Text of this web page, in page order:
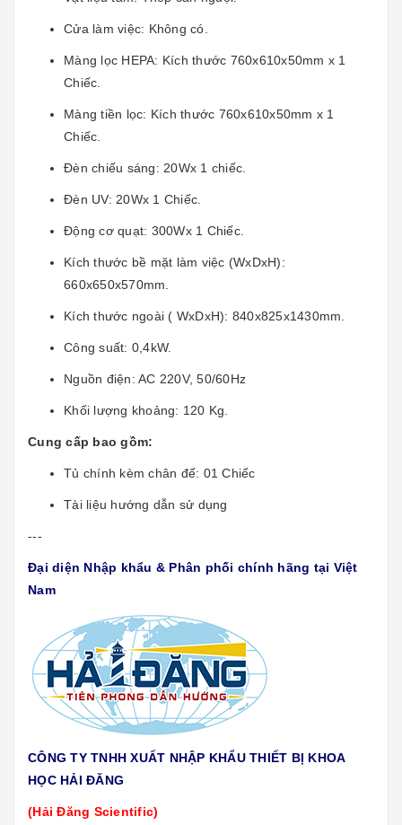
Cửa làm việc: Không có.
Màng lọc HEPA: Kích thước 760x610x50mm x 1
Chiếc.
Màng tiền lọc: Kích thước 760x610x50mm x 1
Chiếc.
Đèn chiếu sáng: 20Wx 1 chiếc.
Đèn UV: 20Wx 1 Chiếc.
Động cơ quạt: 300Wx 1 Chiếc.
Kích thước bề mặt làm việc (WxDxH):
660x650x570mm.
Kích thước ngoài ( WxDxH): 840x825x1430mm.
Công suất: 0,4kW.
Nguồn điện: AC 220V, 50/60Hz
Khối lượng khoảng: 120 Kg.
Cung cấp bao gồm:
Tủ chính kèm chân đế: 01 Chiếc
Tài liệu hướng dẫn sử dụng
---
Đại diện Nhập khẩu & Phân phối chính hãng tại Việt
Nam
CÔNG TY TNHH XUẤT NHẬP KHẨU THIẾT BỊ KHOA
HỌC HẢI ĐĂNG
(Hải Đăng Scientific)